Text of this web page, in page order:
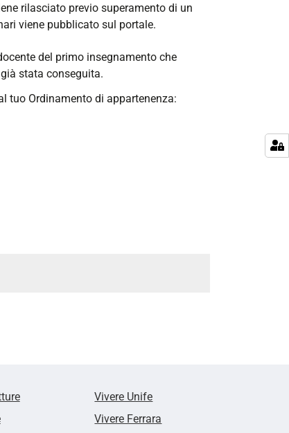
rilasciato previo superamento di un
viene pubblicato sul portale.
del primo insegnamento che
stata conseguita.
tuo Ordinamento di appartenenza:
Vivere Unife
Vivere Ferrara